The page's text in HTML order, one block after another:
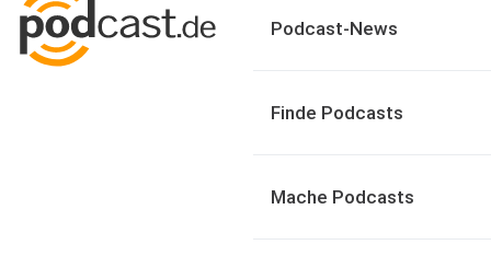
Podcast-News
Finde Podcasts
Mache Podcasts